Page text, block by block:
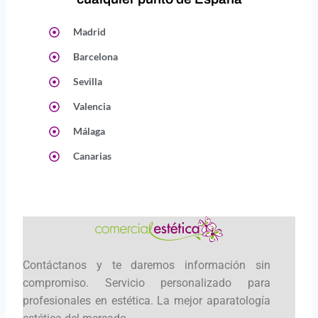
Madrid
Barcelona
Sevilla
Valencia
Málaga
Canarias
Contáctanos y te daremos información sin
compromiso. Servicio personalizado para
profesionales en estética. La mejor aparatología